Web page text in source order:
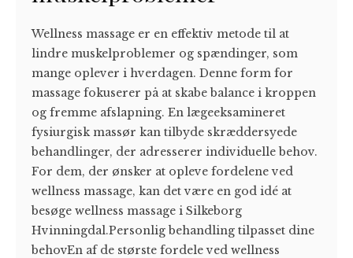
Wellness massage er en effektiv metode til at
lindre muskelproblemer og spændinger, som
mange oplever i hverdagen. Denne form for
massage fokuserer på at skabe balance i kroppen
og fremme afslapning. En lægeeksamineret
fysiurgisk massør kan tilbyde skræddersyede
behandlinger, der adresserer individuelle behov.
For dem, der ønsker at opleve fordelene ved
wellness massage, kan det være en god idé at
besøge wellness massage i Silkeborg
Hvinningdal.Personlig behandling tilpasset dine
behovEn af de største fordele ved wellness